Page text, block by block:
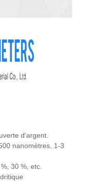
d'argent.
nanomètres, 1-3
30 %, etc.